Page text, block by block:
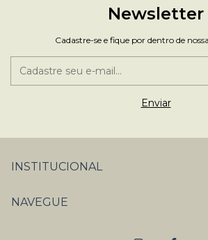
Newsletter
Cadastre-se e fique por dentro de
INSTITUCIONAL
NAVEGUE